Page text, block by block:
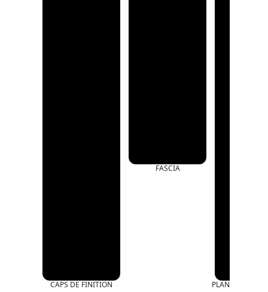
CAPS DE FINITION
FASCIA
PLANCHE DE